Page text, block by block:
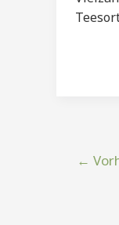
←